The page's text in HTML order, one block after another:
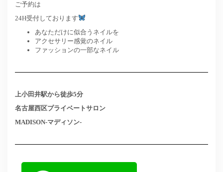
ご予約は
24H受付しております
あなただけに似合うネイルを
アクセサリー感覚のネイル
ファッションの一部なネイル
上小田井駅から徒歩5分
名古屋西区プライベートサロン
MADISON-マディソン-